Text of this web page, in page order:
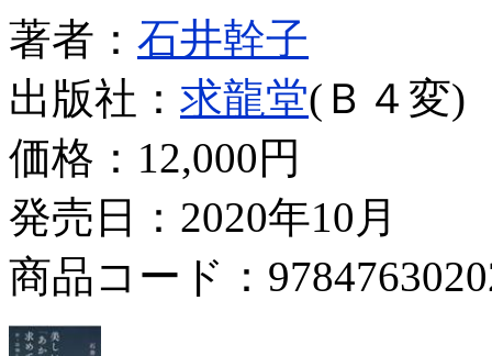
著者： 石井幹子
出版社： 求龍堂(Ｂ４変)
価格： 12,000円
発売日：2020年10月
商品コード：